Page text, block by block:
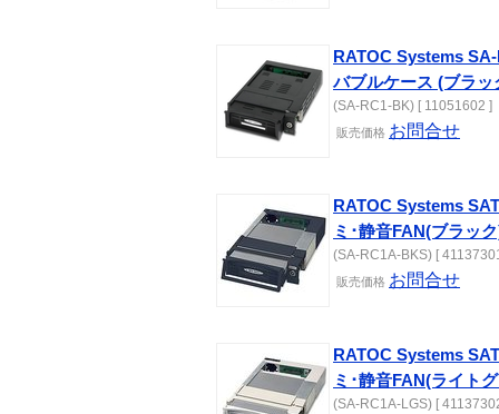
RATOC Systems
バブルケース (ブラッ
(SA-RC1-BK) [ 11051602 ]
販売価格 お問合せ
RATOC Systems
ミ･静音FAN(ブラッ
(SA-RC1A-BKS) [
販売価格 お問合せ
RATOC Systems
ミ･静音FAN(ライト
(SA-RC1A-LGS) [